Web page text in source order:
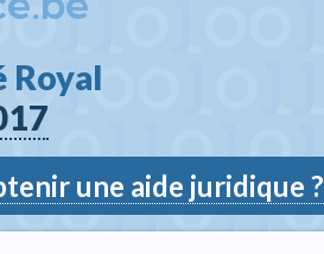
Royal
une aide juridique ?